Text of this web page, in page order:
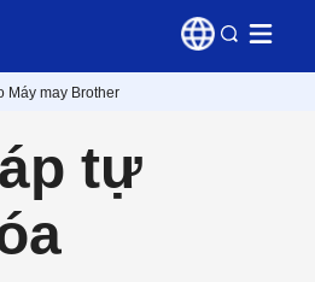
Máy may Brother
tự